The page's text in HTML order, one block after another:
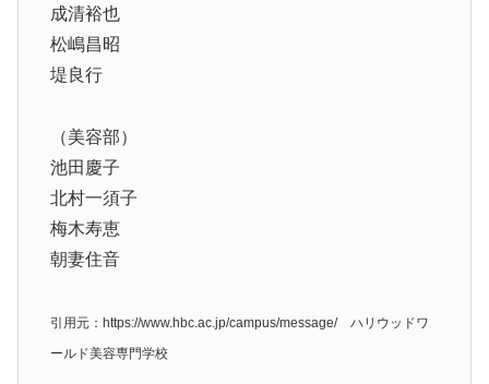
成清裕也
松嶋昌昭
堤良行
（美容部）
池田慶子
北村一須子
梅木寿恵
朝妻住音
引用元：https://www.hbc.ac.jp/campus/message/ ハリウッドワ
ールド美容専門学校